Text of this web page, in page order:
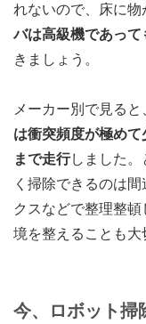
れないので、床に物
バは高級機であっ
きましょう。
メーカー別で見ると
は衝突頻度が極め
まで走行しました。
く掃除できるのは
クスなどで整理整
境を整えることも大
今、ロボット掃